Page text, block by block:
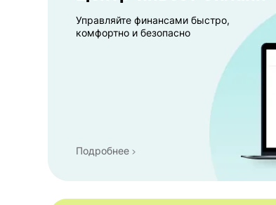
Управляйте финансами быстро,
комфортно и безопасно
Подробнее